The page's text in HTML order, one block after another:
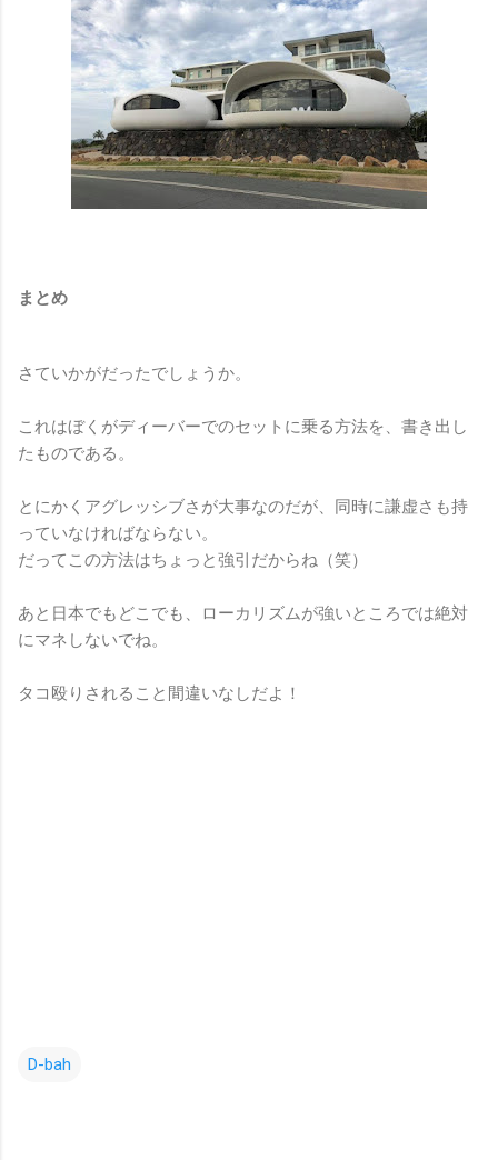
まとめ
さていかがだったでしょうか。
これはぼくがディーバーでのセットに乗る方法を、書き出し
たものである。
とにかくアグレッシブさが大事なのだが、同時に謙虚さも持
っていなければならない。
だってこの方法はちょっと強引だからね（笑）
あと日本でもどこでも、ローカリズムが強いところでは絶対
にマネしないでね。
タコ殴りされること間違いなしだよ！
D-bah